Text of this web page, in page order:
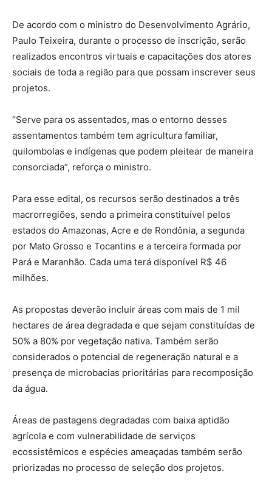
De acordo com o ministro do Desenvolvimento Agrário,
Paulo Teixeira, durante o processo de inscrição, serão
realizados encontros virtuais e capacitações dos atores
sociais de toda a região para que possam inscrever seus
projetos.
“Serve para os assentados, mas o entorno desses
assentamentos também tem agricultura familiar,
quilombolas e indígenas que podem pleitear de maneira
consorciada”, reforça o ministro.
Para esse edital, os recursos serão destinados a três
macrorregiões, sendo a primeira constituível pelos
estados do Amazonas, Acre e de Rondônia, a segunda
por Mato Grosso e Tocantins e a terceira formada por
Pará e Maranhão. Cada uma terá disponível R$ 46
milhões.
As propostas deverão incluir áreas com mais de 1 mil
hectares de área degradada e que sejam constituídas de
50% a 80% por vegetação nativa. Também serão
considerados o potencial de regeneração natural e a
presença de microbacias prioritárias para recomposição
da água.
Áreas de pastagens degradadas com baixa aptidão
agrícola e com vulnerabilidade de serviços
ecossistêmicos e espécies ameaçadas também serão
priorizadas no processo de seleção dos projetos.